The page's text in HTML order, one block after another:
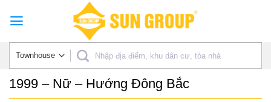
1999 – Nữ – Hướng Đông Bắc